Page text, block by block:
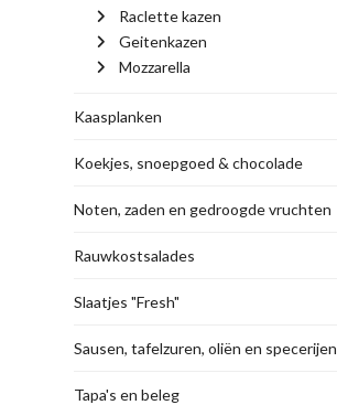
Raclette kazen
Geitenkazen
Mozzarella
Kaasplanken
Koekjes, snoepgoed & chocolade
Noten, zaden en gedroogde vruchten
Rauwkostsalades
Slaatjes "Fresh"
Sausen, tafelzuren, oliën en specerijen
Tapa's en beleg